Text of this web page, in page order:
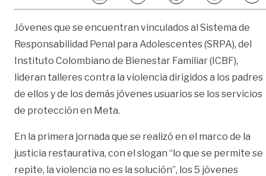
Jóvenes que se encuentran vinculados al Sistema de
Responsabilidad Penal para Adolescentes (SRPA), del
Instituto Colombiano de Bienestar Familiar (ICBF),
lideran talleres contra la violencia dirigidos a los padres
de ellos y de los demás jóvenes usuarios se los servicios
de protección en Meta.
En la primera jornada que se realizó en el marco de la
justicia restaurativa, con el slogan “lo que se permite se
repite, la violencia no es la solución”, los 5 jóvenes